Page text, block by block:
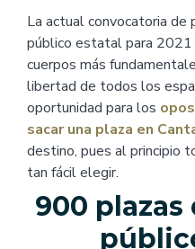
La actual convocatoria de
público estatal para 2021
cuerpos más
libertad de todos los
oportunidad para los
sacar una plaza en
destino, pues al principio
tan fácil elegir.
900